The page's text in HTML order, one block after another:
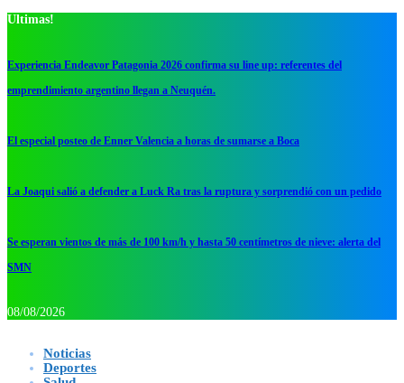
Ultimas!
Experiencia Endeavor Patagonia 2026 confirma su line up: referentes del
emprendimiento argentino llegan a Neuquén.
El especial posteo de Enner Valencia a horas de sumarse a Boca
La Joaqui salió a defender a Luck Ra tras la ruptura y sorprendió con un pedido
Se esperan vientos de más de 100 km/h y hasta 50 centímetros de nieve: alerta del
SMN
08/08/2026
Noticias
Deportes